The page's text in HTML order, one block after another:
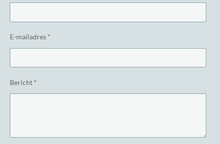
E-mailadres *
Bericht *